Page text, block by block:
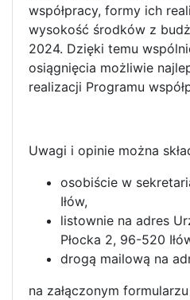
współpracy, formy ich
wysokość środków z
2024. Dzięki temu
osiągnięcia możliwie
realizacji Programu
Uwagi i opinie można
osobiście w
Iłów,
listownie na adres
Płocka 2, 96-520
drogą mailową na
na załączonym